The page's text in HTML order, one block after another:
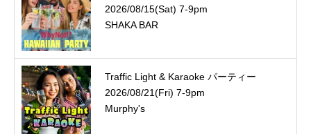
2026/08/15(Sat) 7-9pm
SHAKA BAR
Traffic Light & Karaoke パーティー
2026/08/21(Fri) 7-9pm
Murphy's